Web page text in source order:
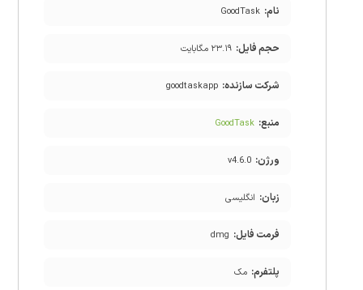
نام: GoodTask
حجم فایل: ۲۳.۱۹ مگابایت
شرکت سازنده: goodtaskapp
منبع: GoodTask
ورژن: v4.6.0
زبان: انگلیسی
فرمت فایل: dmg
پلتفرم: مک